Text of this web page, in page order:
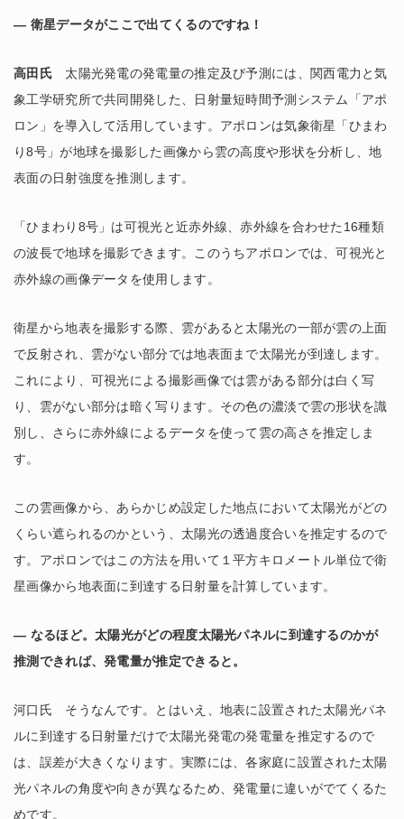
― 衛星データがここで出てくるのですね！
高田氏太陽光発電の発電量の推定及び予測には、関西電力と気
象工学研究所で共同開発した、日射量短時間予測システム「アポ
ロン」を導入して活用しています。アポロンは気象衛星「ひまわ
り8号」が地球を撮影した画像から雲の高度や形状を分析し、地
表面の日射強度を推測します。
「ひまわり8号」は可視光と近赤外線、赤外線を合わせた16種類
の波長で地球を撮影できます。このうちアポロンでは、可視光と
赤外線の画像データを使用します。
衛星から地表を撮影する際、雲があると太陽光の一部が雲の上面
で反射され、雲がない部分では地表面まで太陽光が到達します。
これにより、可視光による撮影画像では雲がある部分は白く写
り、雲がない部分は暗く写ります。その色の濃淡で雲の形状を識
別し、さらに赤外線によるデータを使って雲の高さを推定しま
す。
この雲画像から、あらかじめ設定した地点において太陽光がどの
くらい遮られるのかという、太陽光の透過度合いを推定するので
す。アポロンではこの方法を用いて１平方キロメートル単位で衛
星画像から地表面に到達する日射量を計算しています。
― なるほど。太陽光がどの程度太陽光パネルに到達するのかが
推測できれば、発電量が推定できると。
河口氏 そうなんです。とはいえ、地表に設置された太陽光パネ
ルに到達する日射量だけで太陽光発電の発電量を推定するので
は、誤差が大きくなります。実際には、各家庭に設置された太陽
光パネルの角度や向きが異なるため、発電量に違いがでてくるた
めです。